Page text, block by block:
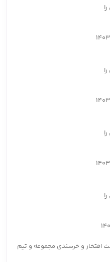
افتخار و خرسندی مجموعه و تیم